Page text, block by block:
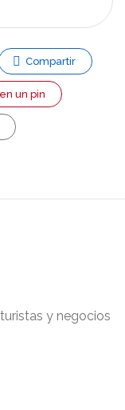
Compartir
un pin
y negocios